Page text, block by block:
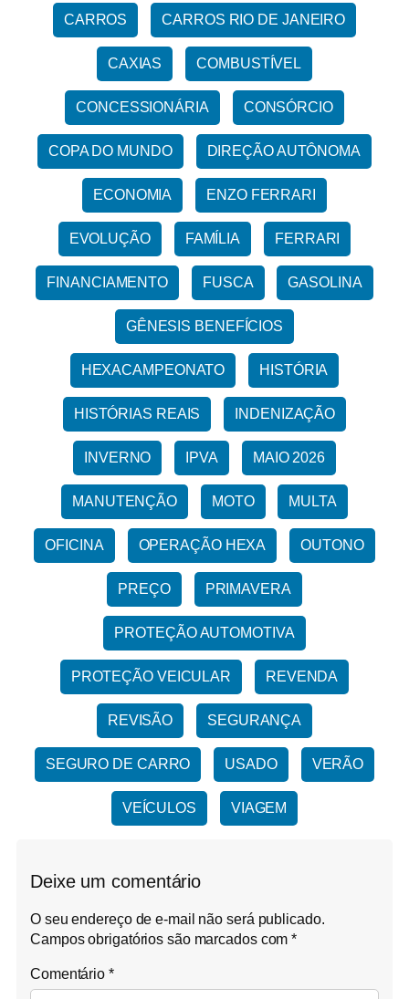
CARROS CARROS RIO DE JANEIRO
CAXIAS COMBUSTÍVEL
CONCESSIONÁRIA CONSÓRCIO
COPA DO MUNDO DIREÇÃO AUTÔNOMA
ECONOMIA ENZO FERRARI
EVOLUÇÃO FAMÍLIA FERRARI
FINANCIAMENTO FUSCA GASOLINA
GÊNESIS BENEFÍCIOS
HEXACAMPEONATO HISTÓRIA
HISTÓRIAS REAIS INDENIZAÇÃO
INVERNO IPVA MAIO 2026
MANUTENÇÃO MOTO MULTA
OFICINA OPERAÇÃO HEXA OUTONO
PREÇO PRIMAVERA
PROTEÇÃO AUTOMOTIVA
PROTEÇÃO VEICULAR REVENDA
REVISÃO SEGURANÇA
SEGURO DE CARRO USADO VERÃO
VEÍCULOS VIAGEM
Deixe um comentário
O seu endereço de e-mail não será publicado.
Campos obrigatórios são marcados com*
Comentário *